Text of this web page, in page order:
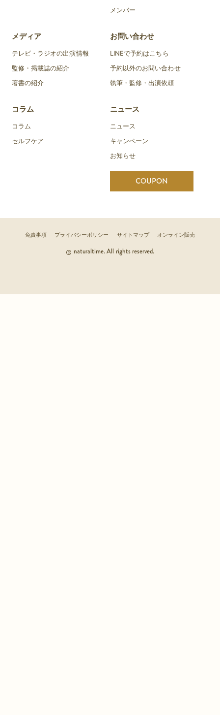
メンバー
メディア
テレビ・ラジオの出演情報
監修・掲載誌の紹介
著書の紹介
コラム
コラム
セルフケア
お問い合わせ
LINEで予約はこちら
予約以外のお問い合わせ
執筆・監修・出演依頼
ニュース
ニュース
キャンペーン
お知らせ
COUPON
免責事項 プライバシーポリシー サイトマップ オンライン販売
naturaltime. All rights reserved.